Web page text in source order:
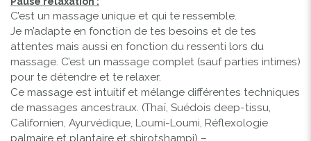
C’est un massage unique et qui te ressemble.
Je m’adapte en fonction de tes besoins et de tes
attentes mais aussi en fonction du ressenti lors du
massage. C’est un massage complet (sauf parties intimes)
pour te détendre et te relaxer.
Ce massage est intuitif et mélange différentes techniques
de massages ancestraux. (Thaï, Suédois deep-tissu,
Californien, Ayurvédique, Loumi-Loumi, Réflexologie
palmaire et plantaire et shirotshampi) –